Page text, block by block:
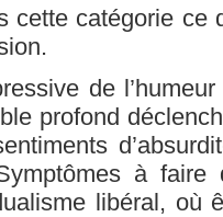
cette catégorie ce
de
profond
à
libéral, où